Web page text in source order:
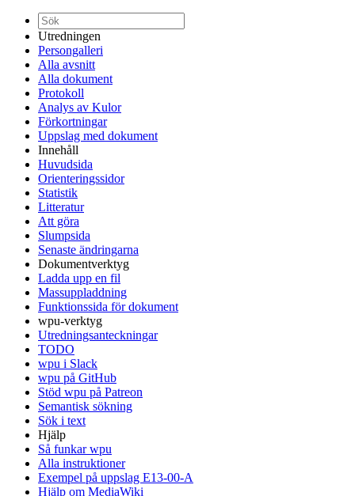
Utredningen
Persongalleri
Alla avsnitt
Alla dokument
Protokoll
Analys av Kulor
Förkortningar
Uppslag med dokument
Innehåll
Huvudsida
Orienteringssidor
Statistik
Litteratur
Att göra
Slumpsida
Senaste ändringarna
Dokumentverktyg
Ladda upp en fil
Massuppladdning
Funktionssida för dokument
wpu-verktyg
Utredningsanteckningar
TODO
wpu i Slack
wpu på GitHub
Stöd wpu på Patreon
Semantisk sökning
Sök i text
Hjälp
Så funkar wpu
Alla instruktioner
Exempel på uppslag E13-00-A
Hjälp om MediaWiki